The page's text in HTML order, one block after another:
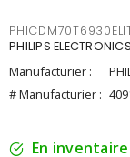
PHILIPS
Manufacturier :
# Manufacturier :
En inventaire